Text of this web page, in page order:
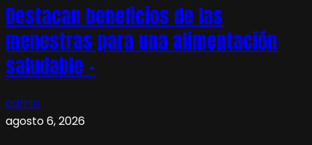
Destacan beneficios de las
menestras para una alimentación
saludable –
admin
agosto 6, 2026